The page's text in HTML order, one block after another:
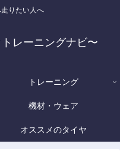
りたい人へ
レーニングナビ〜
トレーニング
機材・ウェア
オススメのタイヤ